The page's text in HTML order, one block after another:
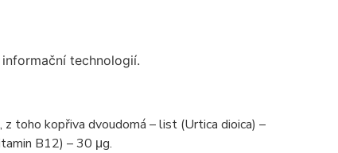
technologií.
toho kopřiva dvoudomá – list (Urtica dioica) –
B12) – 30 μg.